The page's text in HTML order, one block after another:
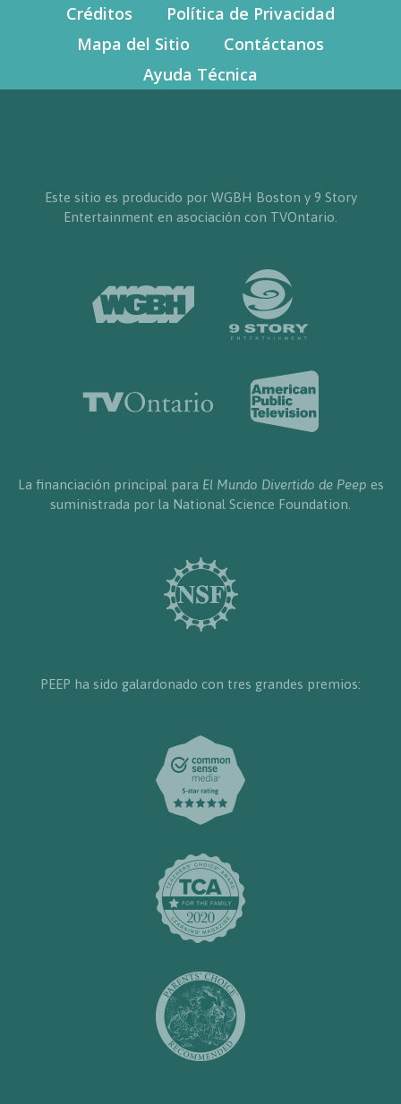
Créditos
Política de Privacidad
Mapa del Sitio
Contáctanos
Ayuda Técnica
Este sitio es producido por WGBH Boston y 9 Story
Entertainment en asociación con TVOntario.
La financiación principal para El Mundo Divertido de Peep es
suministrada por la National Science Foundation.
PEEP ha sido galardonado con tres grandes premios: